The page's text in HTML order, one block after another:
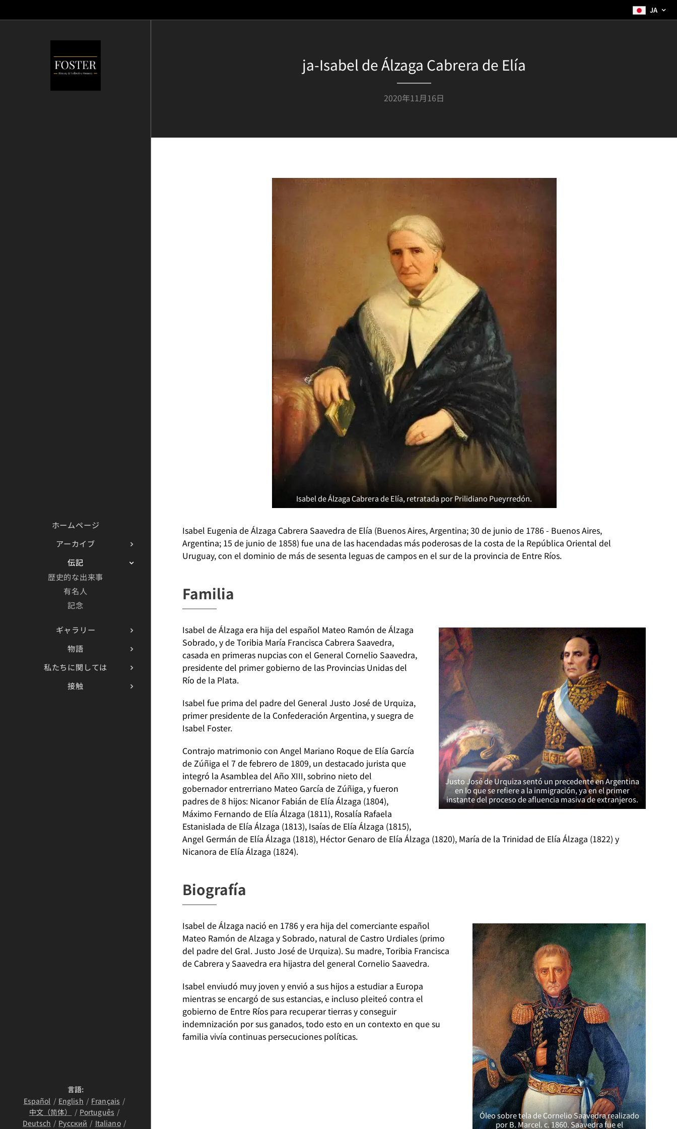
JA
ホームページ
アーカイブ
伝記
歴史的な出来事
有名人
記念
ギャラリー
物語
私たちに関しては
接触
ja-Isabel de Álzaga Cabrera de Elía
2020年11月16日
Isabel de Álzaga Cabrera de Elía, retratada por Prilidiano Pueyrredón.
Isabel Eugenia de Álzaga Cabrera Saavedra de Elía (Buenos Aires, Argentina; 30 de junio de 1786 - Buenos Aires,
Argentina; 15 de junio de 1858) fue una de las hacendadas más poderosas de la costa de la República Oriental del
Uruguay, con el dominio de más de sesenta leguas de campos en el sur de la provincia de Entre Ríos.
Familia
Justo José de Urquiza sentó un precedente en Argentina
en lo que se refiere a la inmigración, ya en el primer
instante del proceso de afluencia masiva de extranjeros.
Isabel de Álzaga era hija del español Mateo Ramón de Álzaga
Sobrado, y de Toribia María Francisca Cabrera Saavedra,
casada en primeras nupcias con el General Cornelio Saavedra,
presidente del primer gobierno de las Provincias Unidas del
Río de la Plata.
Isabel fue prima del padre del General Justo José de Urquiza,
primer presidente de la Confederación Argentina, y suegra de
Isabel Foster.
Contrajo matrimonio con Angel Mariano Roque de Elía García
de Zúñiga el 7 de febrero de 1809, un destacado jurista que
integró la Asamblea del Año XIII, sobrino nieto del
gobernador entrerriano Mateo García de Zúñiga, y fueron
padres de 8 hijos: Nicanor Fabián de Elía Álzaga (1804),
Máximo Fernando de Elía Álzaga (1811), Rosalía Rafaela
Estanislada de Elía Álzaga (1813), Isaías de Elía Álzaga (1815),
Angel Germán de Elía Álzaga (1818), Héctor Genaro de Elía Álzaga (1820), María de la Trinidad de Elía Álzaga (1822) y
Nicanora de Elía Álzaga (1824).
Biografía
Óleo sobre tela de Cornelio Saavedra realizado
por B. Marcel. c. 1860. Saavedra fue el
Isabel de Álzaga nació en 1786 y era hija del comerciante español
Mateo Ramón de Alzaga y Sobrado, natural de Castro Urdiales (primo
del padre del Gral. Justo José de Urquiza). Su madre, Toribia Francisca
de Cabrera y Saavedra era hijastra del general Cornelio Saavedra.
Isabel enviudó muy joven y envió a sus hijos a estudiar a Europa
mientras se encargó de sus estancias, e incluso pleiteó contra el
gobierno de Entre Ríos para recuperar tierras y conseguir
indemnización por sus ganados, todo esto en un contexto en que su
familia vivía continuas persecuciones políticas.
言語
Español
English
Français
中文（简体）
Português
Deutsch
Русский Italiano